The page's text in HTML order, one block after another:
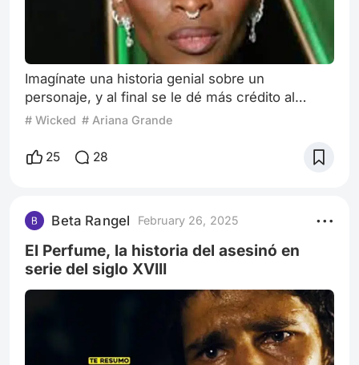
Imagínate una historia genial sobre un
personaje, y al final se le dé más crédito al
personaje secundario. Pues sí, amigos lectores,
de ver la nueva producción que, sin duda
hablo de "Wicked". Sin duda que esta trama de
fantasía musical será un éxito en taquilla.
# Wicked # Ariana Grande
25 28
Beta Rangel February 26, 2025
El Perfume, la historia del asesinó en
serie del siglo XVIII